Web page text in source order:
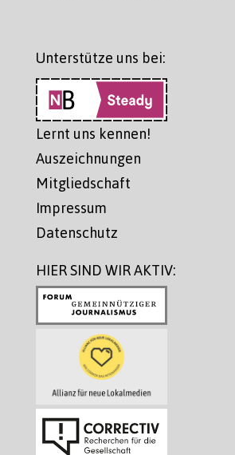
Unterstütze uns bei:
Lernt uns kennen!
Auszeichnungen
Mitgliedschaft
Impressum
Datenschutz
HIER SIND WIR AKTIV: